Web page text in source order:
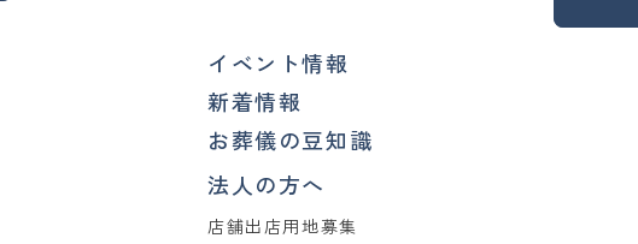
イベント情報
新着情報
お葬儀の豆知識
法人の方へ
店舗出店用地募集